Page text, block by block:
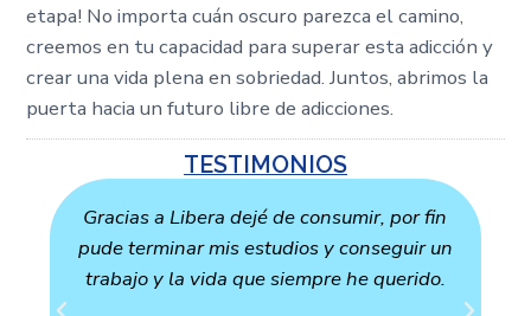
etapa! No importa cuán oscuro parezca el camino,
creemos en tu capacidad para superar esta adicción y
crear una vida plena en sobriedad. Juntos, abrimos la
puerta hacia un futuro libre de adicciones.
TESTIMONIOS
Gracias a Libera dejé de consumir, por fin
pude terminar mis estudios y conseguir un
trabajo y la vida que siempre he querido.